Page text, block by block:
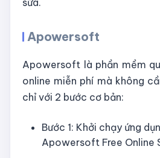
Apowersoft
Apowersoft là phần mềm
online miễn phí mà không
chỉ với 2 bước cơ bản:
Bước 1: Khởi chạy ứng
Apowersoft Free Online